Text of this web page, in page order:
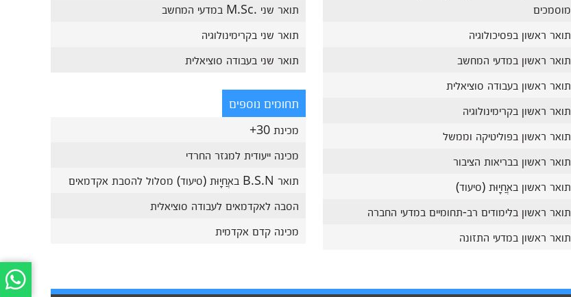
מוסמכים
תואר ראשון בפסיכולוגיה
תואר ראשון במדעי המחשב
תואר ראשון בעבודה סוציאלית
תואר ראשון בקרימינולוגיה
תואר ראשון בפוליטיקה וממשל
תואר ראשון בבריאות הציבור
תואר ראשון באֲחָיוּת (סיעוד)
תואר ראשון בלימודים רב-תחומיים במדעי החברה
תואר ראשון במדעי התזונה
תואר שני .M.Sc במדעי המחשב
תואר שני בקרימינולוגיה
תואר שני בעבודה סוציאלית
תחומים נוספים
מכינת 30+
מכינה ייעודית למגזר החרדי
תואר B.S.N באֲחָיוּת (סיעוד) מסלול להסבת אקדמאים
הסבה לאקדמאים לעבודה סוציאלית
מכינה קדם אקדמית